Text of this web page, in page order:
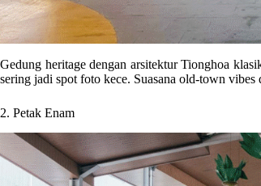
Gedung heritage dengan arsitektur Tionghoa
sering jadi spot foto kece. Suasana old-town
2. Petak Enam